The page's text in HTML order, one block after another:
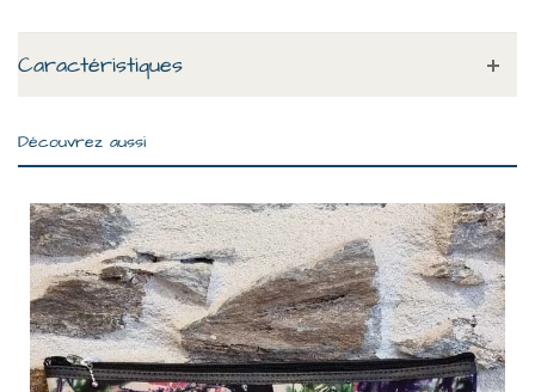
Caractéristiques
Découvrez aussi